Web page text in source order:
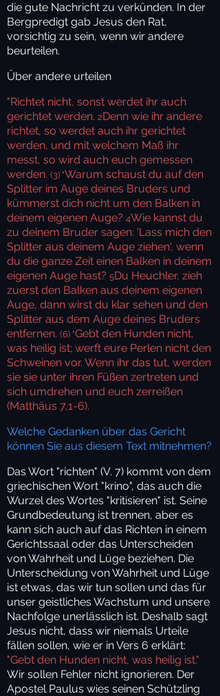
die gute Nachricht zu verkünden. In der
Bergpredigt gab Jesus den Rat,
vorsichtig zu sein, wenn wir andere
beurteilen.
Über andere urteilen
"Richtet nicht, sonst werdet ihr auch
gerichtet werden. 2Denn wie ihr andere
richtet, so werdet auch ihr gerichtet
werden, und mit welchem Maß ihr
messt, so wird auch euch gemessen
werden. (3) "Warum schaust du auf den
Splitter im Auge deines Bruders und
kümmerst dich nicht um den Balken in
deinem eigenen Auge? 4Wie kannst du
zu deinem Bruder sagen: 'Lass mich den
Splitter aus deinem Auge ziehen', wenn
du die ganze Zeit einen Balken in deinem
eigenen Auge hast? 5Du Heuchler, zieh
zuerst den Balken aus deinem eigenen
Auge, dann wirst du klar sehen und den
Splitter aus dem Auge deines Bruders
entfernen. (6) "Gebt den Hunden nicht,
was heilig ist; werft eure Perlen nicht den
Schweinen vor. Wenn ihr das tut, werden
sie sie unter ihren Füßen zertreten und
sich umdrehen und euch zerreißen
(Matthäus 7,1-6).
Welche Gedanken über das Gericht
können Sie aus diesem Text mitnehmen?
Das Wort "richten" (V. 7) kommt von dem
griechischen Wort "krino", das auch die
Wurzel des Wortes "kritisieren" ist. Seine
Grundbedeutung ist trennen, aber es
kann sich auch auf das Richten in einem
Gerichtssaal oder das Unterscheiden
von Wahrheit und Lüge beziehen. Die
Unterscheidung von Wahrheit und Lüge
ist etwas, das wir tun sollen und das für
unser geistliches Wachstum und unsere
Nachfolge unerlässlich ist. Deshalb sagt
Jesus nicht, dass wir niemals Urteile
fällen sollen, wie er in Vers 6 erklärt:
"Gebt den Hunden nicht, was heilig ist."
Wir sollen Fehler nicht ignorieren. Der
Apostel Paulus wies seinen Schützling